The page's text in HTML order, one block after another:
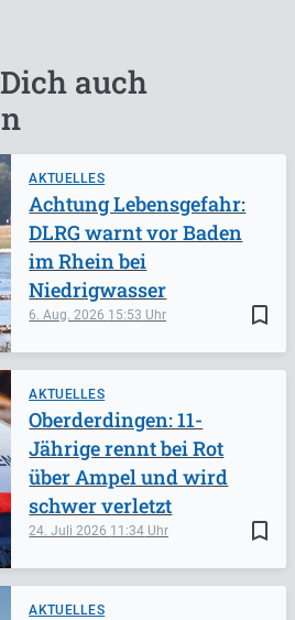
auch
AKTUELLES
bookmark_border
6. Aug. 2026 15:53
Achtung Lebensgefahr:
DLRG warnt vor Baden
im Rhein bei
Niedrigwasser
AKTUELLES
bookmark_border
24. Juli 2026 11:34
Oberderdingen: 11-
Jährige rennt bei Rot
über Ampel und wird
schwer verletzt
AKTUELLES